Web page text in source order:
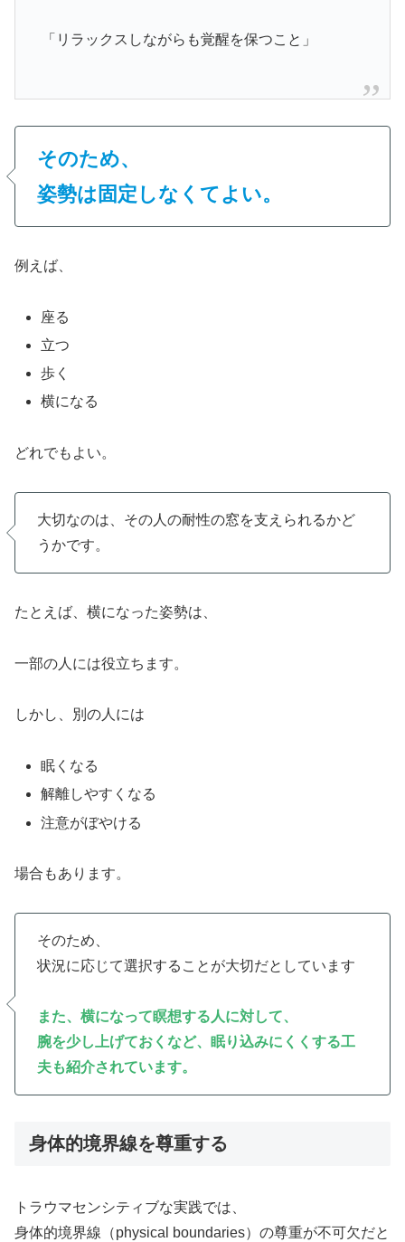
「リラックスしながらも覚醒を保つこと」
そのため、
姿勢は固定しなくてよい。
例えば、
座る
立つ
歩く
横になる
どれでもよい。
大切なのは、その人の耐性の窓を支えられるかど
うかです。
たとえば、横になった姿勢は、
一部の人には役立ちます。
しかし、別の人には
眠くなる
解離しやすくなる
注意がぼやける
場合もあります。
そのため、
状況に応じて選択することが大切だとしています
また、横になって瞑想する人に対して、
腕を少し上げておくなど、眠り込みにくくする工
夫も紹介されています。
身体的境界線を尊重する
トラウマセンシティブな実践では、
身体的境界線（physical boundaries）の尊重が不可欠だと